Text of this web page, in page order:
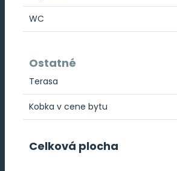
WC
Ostatné
Terasa
Kobka v cene bytu
Celková plocha